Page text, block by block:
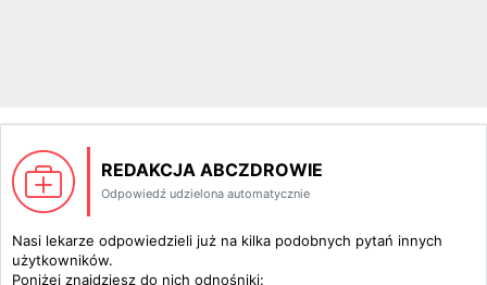
REDAKCJA ABCZDROWIE
Odpowiedź udzielona automatycznie
Nasi lekarze odpowiedzieli już na kilka podobnych pytań innych
użytkowników.
Poniżej znajdziesz do nich odnośniki: